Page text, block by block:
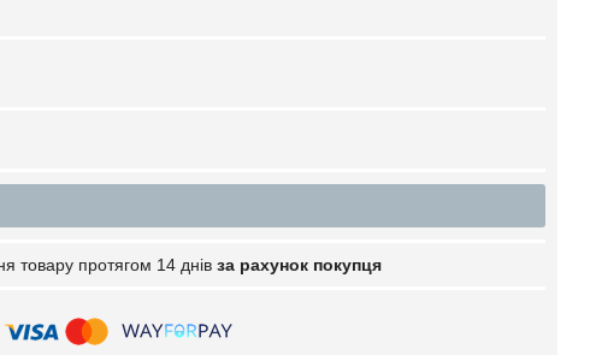
товару протягом 14 днів за рахунок покупця